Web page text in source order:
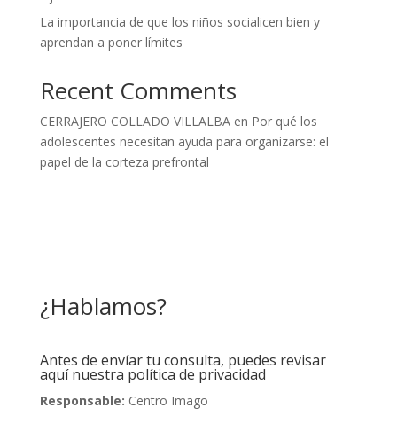
La importancia de que los niños socialicen bien y
aprendan a poner límites
Recent Comments
CERRAJERO COLLADO VILLALBAen Por qué los
adolescentes necesitan ayuda para organizarse: el
papel de la corteza prefrontal
¿Hablamos?
Antes de envíar tu consulta, puedes revisar
aquí nuestra política de privacidad
Responsable: Centro Imago